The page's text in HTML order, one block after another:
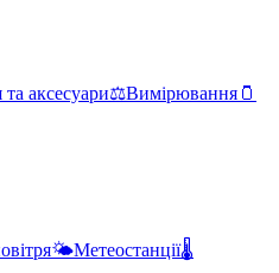
аксесуари⚖️Вимірювання 🫙
🌤️Метеостанції🌡️